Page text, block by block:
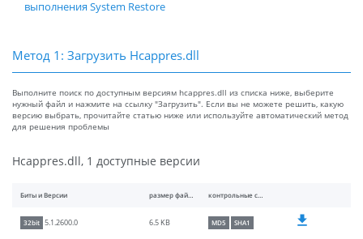
выполнения System Restore
Метод 1: Загрузить Hcappres.dll
Выполните поиск по доступным версиям hcappres.dll из списка ниже, выберите
нужный файл и нажмите на ссылку "Загрузить". Если вы не можете решить, какую
версию выбрать, прочитайте статью ниже или используйте автоматический метод
для решения проблемы
Hcappres.dll, 1 доступные версии
Биты и Версии размер файлы контрольные суммы
32bit 5.1.2600.0 6.5 KB MD5 SHA1